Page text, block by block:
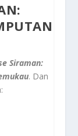
Siraman:
. Dan